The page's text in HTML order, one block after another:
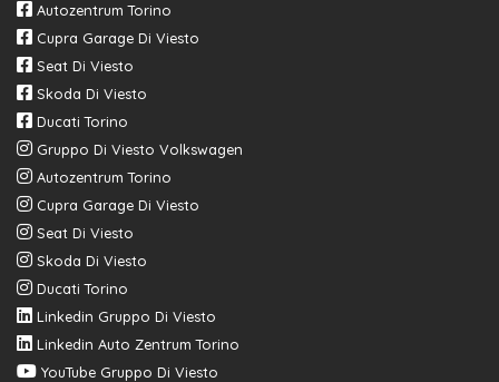
Autozentrum Torino
Cupra Garage Di Viesto
Seat Di Viesto
Skoda Di Viesto
Ducati Torino
Gruppo Di Viesto Volkswagen
Autozentrum Torino
Cupra Garage Di Viesto
Seat Di Viesto
Skoda Di Viesto
Ducati Torino
Linkedin Gruppo Di Viesto
Linkedin Auto Zentrum Torino
YouTube Gruppo Di Viesto